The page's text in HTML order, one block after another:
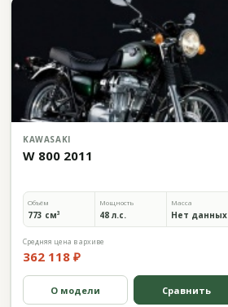
KAWASAKI
W 800 2011
Объём
773 см³
Мощность
48 л.с.
Масса
Нет данных
Средняя цена в архиве
362 118 ₽
О модели Сравнить